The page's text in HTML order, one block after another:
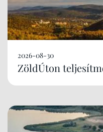
2026-08-30
ZöldÚton